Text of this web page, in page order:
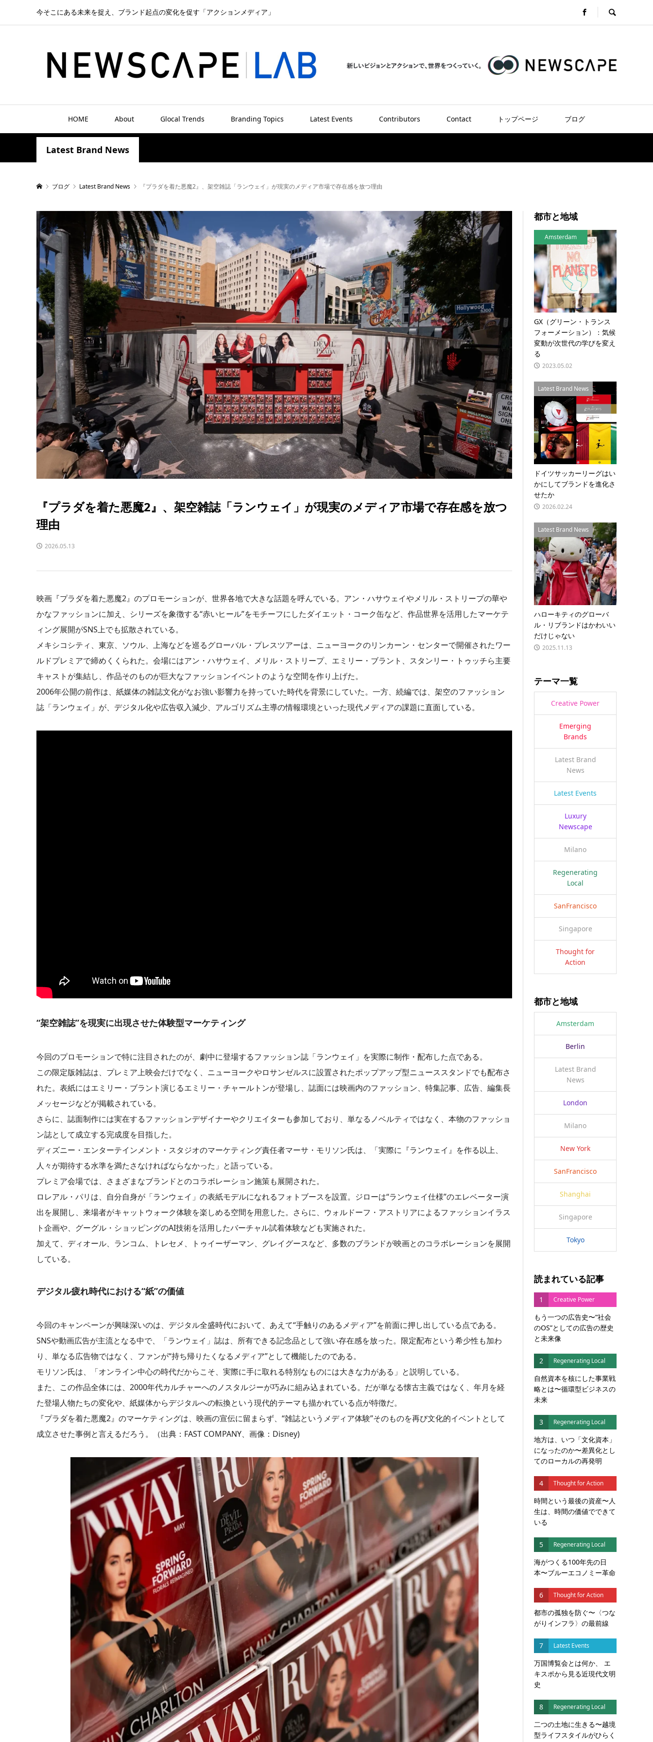
今そこにある未来を捉え、ブランド起点の変化を促す「アクションメディア」
HOME About Glocal Trends Branding Topics Latest Events Contributors Contact トップページ ブログ
Latest Brand News
ブログ Latest Brand News 『プラダを着た悪魔2』、架空雑誌「ランウェイ」が現実のメディア市場で存在感を放つ理由
『プラダを着た悪魔2』、架空雑誌「ランウェイ」が現実のメディア市場で存在感を放つ
理由
2026.05.13
映画『プラダを着た悪魔2』のプロモーションが、世界各地で大きな話題を呼んでいる。アン・ハサウェイやメリル・ストリープの華や
かなファッションに加え、シリーズを象徴する“赤いヒール”をモチーフにしたダイエット・コーク缶など、作品世界を活用したマーケテ
ィング展開がSNS上でも拡散されている。
メキシコシティ、東京、ソウル、上海などを巡るグローバル・プレスツアーは、ニューヨークのリンカーン・センターで開催されたワー
ルドプレミアで締めくくられた。会場にはアン・ハサウェイ、メリル・ストリープ、エミリー・ブラント、スタンリー・トゥッチら主要
キャストが集結し、作品そのものが巨大なファッションイベントのような空間を作り上げた。
2006年公開の前作は、紙媒体の雑誌文化がなお強い影響力を持っていた時代を背景にしていた。一方、続編では、架空のファッション
誌「ランウェイ」が、デジタル化や広告収入減少、アルゴリズム主導の情報環境といった現代メディアの課題に直面している。
“架空雑誌”を現実に出現させた体験型マーケティング
今回のプロモーションで特に注目されたのが、劇中に登場するファッション誌「ランウェイ」を実際に制作・配布した点である。
この限定版雑誌は、プレミア上映会だけでなく、ニューヨークやロサンゼルスに設置されたポップアップ型ニューススタンドでも配布さ
れた。表紙にはエミリー・ブラント演じるエミリー・チャールトンが登場し、誌面には映画内のファッション、特集記事、広告、編集長
メッセージなどが掲載されている。
さらに、誌面制作には実在するファッションデザイナーやクリエイターも参加しており、単なるノベルティではなく、本物のファッショ
ン誌として成立する完成度を目指した。
ディズニー・エンターテインメント・スタジオのマーケティング責任者マーサ・モリソン氏は、「実際に『ランウェイ』を作る以上、
人々が期待する水準を満たさなければならなかった」と語っている。
プレミア会場では、さまざまなブランドとのコラボレーション施策も展開された。
ロレアル・パリは、自分自身が「ランウェイ」の表紙モデルになれるフォトブースを設置。ジローは“ランウェイ仕様”のエレベーター演
出を展開し、来場者がキャットウォーク体験を楽しめる空間を用意した。さらに、ウォルドーフ・アストリアによるファッションイラス
ト企画や、グーグル・ショッピングのAI技術を活用したバーチャル試着体験なども実施された。
加えて、ディオール、ランコム、トレセメ、トゥイーザーマン、グレイグースなど、多数のブランドが映画とのコラボレーションを展開
している。
デジタル疲れ時代における“紙”の価値
今回のキャンペーンが興味深いのは、デジタル全盛時代において、あえて“手触りのあるメディア”を前面に押し出している点である。
SNSや動画広告が主流となる中で、「ランウェイ」誌は、所有できる記念品として強い存在感を放った。限定配布という希少性も加わ
り、単なる広告物ではなく、ファンが“持ち帰りたくなるメディア”として機能したのである。
モリソン氏は、「オンライン中心の時代だからこそ、実際に手に取れる特別なものには大きな力がある」と説明している。
また、この作品全体には、2000年代カルチャーへのノスタルジーが巧みに組み込まれている。だが単なる懐古主義ではなく、年月を経
た登場人物たちの変化や、紙媒体からデジタルへの転換という現代的テーマも描かれている点が特徴だ。
『プラダを着た悪魔2』のマーケティングは、映画の宣伝に留まらず、“雑誌というメディア体験”そのものを再び文化的イベントとして
成立させた事例と言えるだろう。（出典：FAST COMPANY、画像：Disney)
都市と地域
Amsterdam
GX（グリーン・トランス
フォーメーション）：気候
変動が次世代の学びを変え
る
2023.05.02
Latest Brand News
ドイツサッカーリーグはい
かにしてブランドを進化さ
せたか
2026.02.24
Latest Brand News
ハローキティのグローバ
ル・リブランドはかわいい
だけじゃない
2025.11.13
テーマ一覧
Creative Power
Emerging
Brands
Latest Brand
News
Latest Events
Luxury
Newscape
Milano
Regenerating
Local
SanFrancisco
Singapore
Thought for
Action
都市と地域
Amsterdam
Berlin
Latest Brand
News
London
Milano
New York
SanFrancisco
Shanghai
Singapore
Tokyo
読まれている記事
1 Creative Power
もう一つの広告史〜“社会
のOS”としての広告の歴史
と未来像
2 Regenerating Local
自然資本を核にした事業戦
略とは〜循環型ビジネスの
未来
3 Regenerating Local
地方は、いつ「文化資本」
になったのか〜差異化とし
てのローカルの再発明
4 Thought for Action
時間という最後の資産〜人
生は、時間の価値でできて
いる
5 Regenerating Local
海がつくる100年先の日
本〜ブルーエコノミー革命
6 Thought for Action
都市の孤独を防ぐ〜〈つな
がりインフラ〉の最前線
7 Latest Events
万国博覧会とは何か、 エ
キスポから見る近現代文明
史
8 Regenerating Local
二つの土地に生きる〜越境
型ライフスタイルがひらく